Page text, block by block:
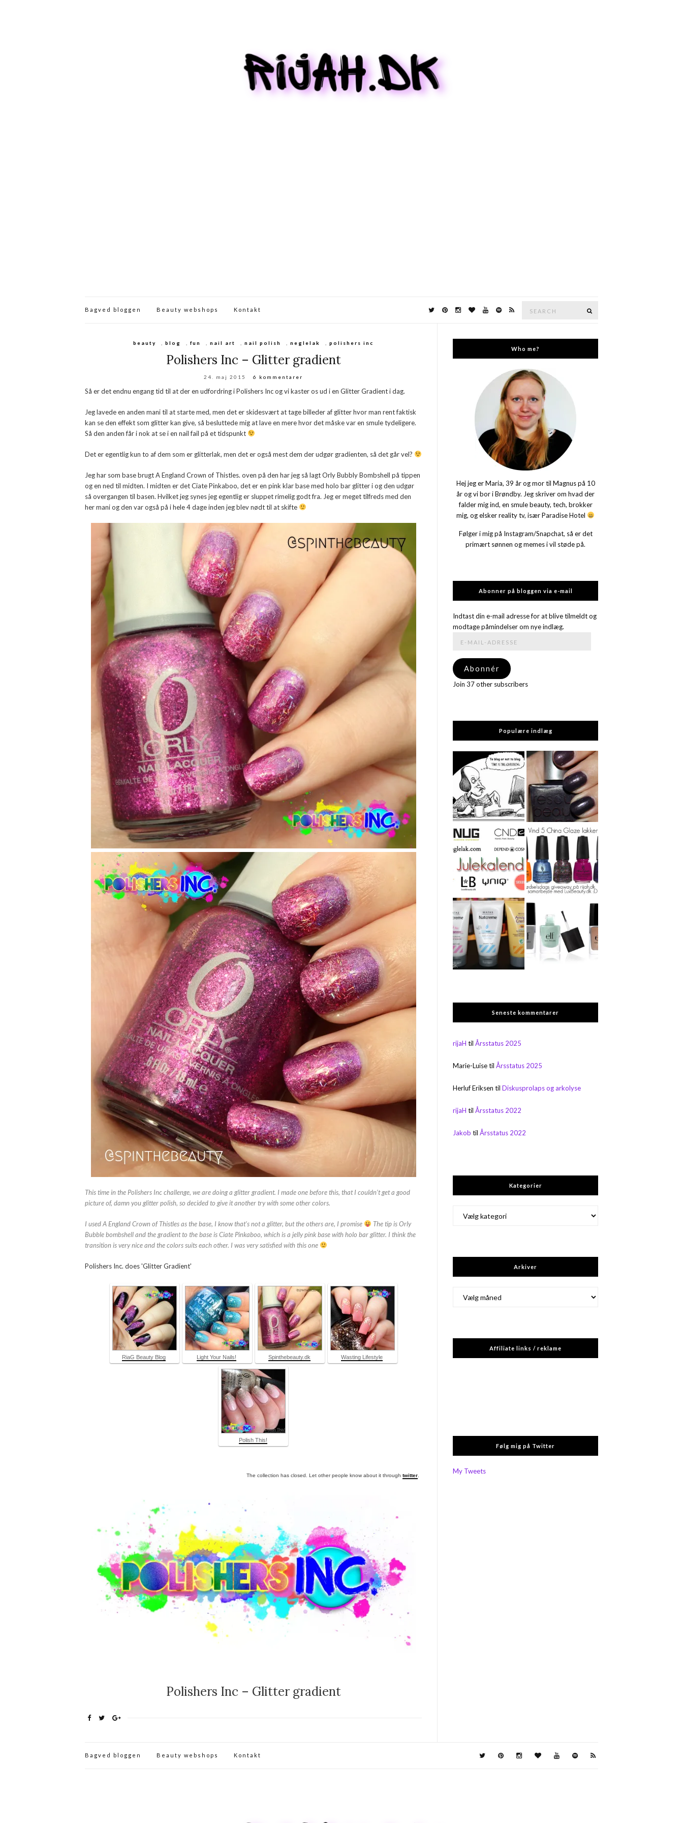
Bagved bloggen Beauty webshops Kontakt
beauty ,blog ,fun ,nail art ,nail polish ,neglelak ,polishers inc
Polishers Inc – Glitter gradient
24. maj 2015 6 kommentarer
Så er det endnu engang tid til at der en udfordring i Polishers Inc og vi kaster os ud i en Glitter Gradient i dag.
Jeg lavede en anden mani til at starte med, men det er skidesvært at tage billeder af glitter hvor man rent faktisk
kan se den effekt som glitter kan give, så besluttede mig at lave en mere hvor det måske var en smule tydeligere.
Så den anden får i nok at se i en nail fail på et tidspunkt
Det er egentlig kun to af dem som er glitterlak, men det er også mest dem der udgør gradienten, så det går vel?
Jeg har som base brugt A England Crown of Thistles. oven på den har jeg så lagt Orly Bubbly Bombshell på tippen
og en ned til midten. I midten er det Ciate Pinkaboo, det er en pink klar base med holo bar glitter i og den udgør
så overgangen til basen. Hvilket jeg synes jeg egentlig er sluppet rimelig godt fra. Jeg er meget tilfreds med den
her mani og den var også på i hele 4 dage inden jeg blev nødt til at skifte
This time in the Polishers Inc challenge, we are doing a glitter gradient. I made one before this, that I couldn’t get a good
picture of, damn you glitter polish, so decided to give it another try with some other colors.
I used A England Crown of Thistles as the base, I know that’s not a glitter, but the others are, I promise
The tip is Orly
Bubble bombshell and the gradient to the base is Ciate Pinkaboo, which is a jelly pink base with holo bar glitter. I think the
transition is very nice and the colors suits each other. I was very satisfied with this one
Polishers Inc. does 'Glitter Gradient'
RiaG Beauty Blog Light Your Nails! Spinthebeauty.dk Wasting Lifestyle
Polish This!
The collection has closed. Let other people know about it throughtwitter
Polishers Inc – Glitter gradient
Who me?
Hej jeg er Maria, 39 år og mor til Magnus på 10
år og vi bor i Brøndby. Jeg skriver om hvad der
falder mig ind, en smule beauty, tech, brokker
mig, og elsker reality tv, især Paradise Hotel
Følger i mig på Instagram/Snapchat, så er det
primært sønnen og memes i vil støde på.
Abonner på bloggen via e-mail
Indtast din e-mail adresse for at blive tilmeldt og
modtage påmindelser om nye indlæg.
adresse
Abonnér
Join 37 other subscribers
Populære indlæg
Seneste kommentarer
rijaH tilÅrsstatus 2025
Marie-LuisetilÅrsstatus 2025
Herluf Eriksen tilDiskusprolaps og arkolyse
rijaH tilÅrsstatus 2022
Jakob tilÅrsstatus 2022
Kategorier
Arkiver
Affiliate links / reklame
Følg mig på Twitter
My Tweets
Bagved bloggen Beauty webshops Kontakt